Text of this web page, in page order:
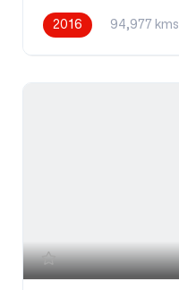
2016 94,977 kms